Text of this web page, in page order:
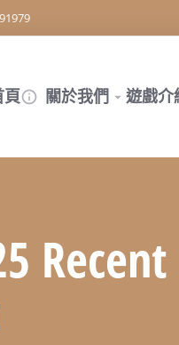
頁 關於我們 遊戲介
Recent